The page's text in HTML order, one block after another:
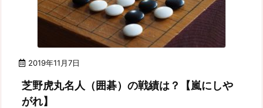
2019年11月7日
芝野虎丸名人（囲碁）の戦績は？【嵐にしや
がれ】